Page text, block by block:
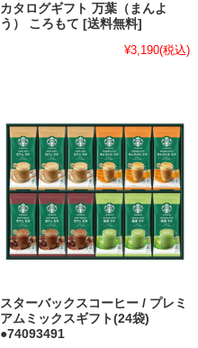
カタログギフト 万葉（まんよ
う） ころもて [送料無料]
¥3,190(税込)
スターバックスコーヒー / プレミ
アムミックスギフト(24袋)
●74093491